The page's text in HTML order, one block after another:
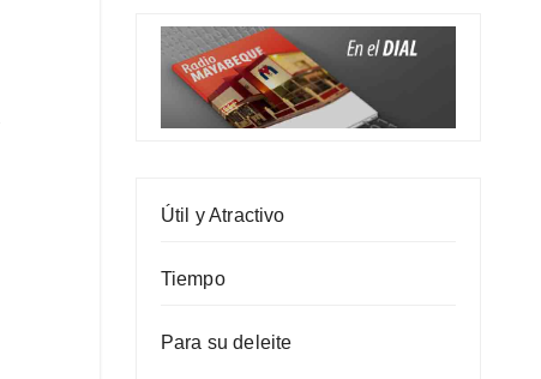
Útil y Atractivo
Tiempo
Para su deleite